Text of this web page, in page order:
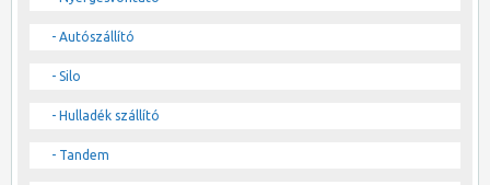
- Autószállító
- Silo
- Hulladék szállító
- Tandem